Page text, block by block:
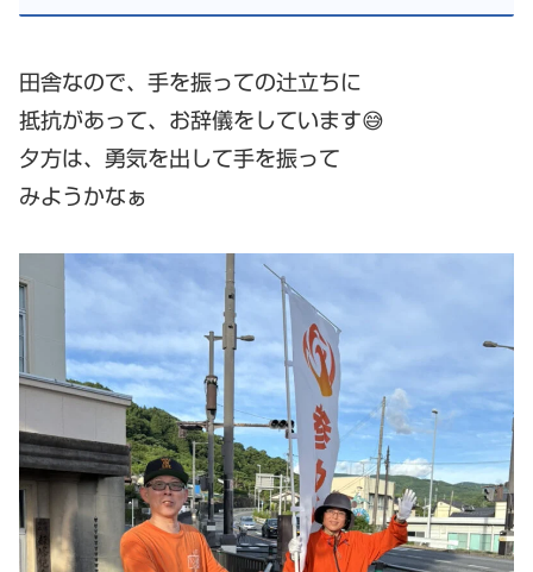
田舎なので、手を振っての辻立ちに
抵抗があって、お辞儀をしています😅
夕方は、勇気を出して手を振って
みようかなぁ